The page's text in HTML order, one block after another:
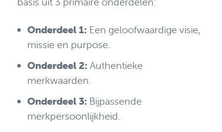
Onderdeel 1: Een geloofwaardige visie,
missie en purpose.
Onderdeel 2: Authentieke
merkwaarden.
Onderdeel 3: Bijpassende
merkpersoonlijkheid.